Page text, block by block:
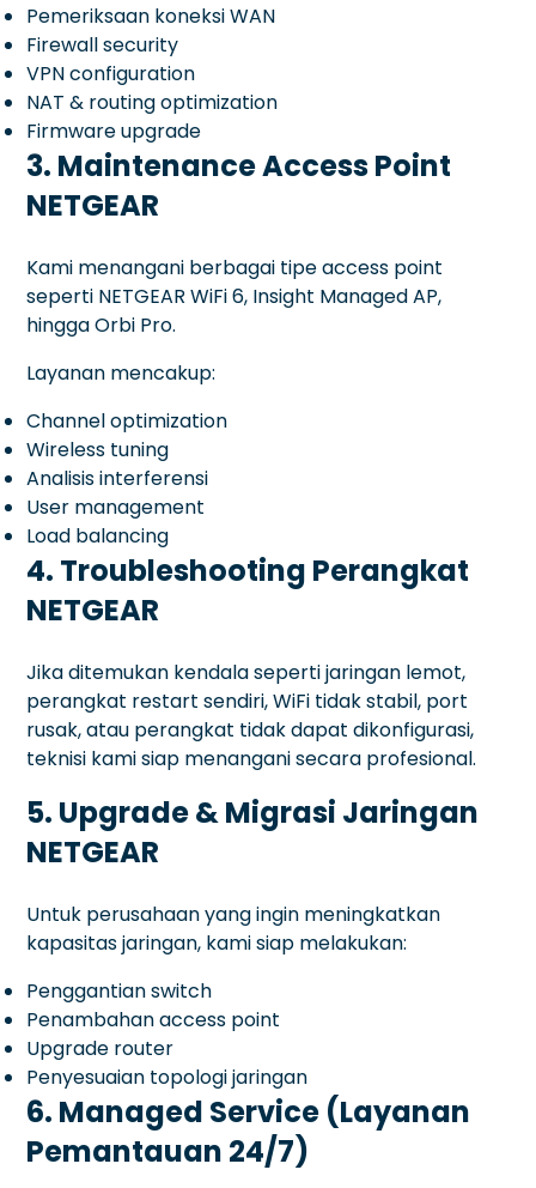
Pemeriksaan koneksi WAN
Firewall security
VPN configuration
NAT & routing optimization
Firmware upgrade
3. Maintenance Access Point
NETGEAR
Kami menangani berbagai tipe access point
seperti NETGEAR WiFi 6, Insight Managed AP,
hingga Orbi Pro.
Layanan mencakup:
Channel optimization
Wireless tuning
Analisis interferensi
User management
Load balancing
4. Troubleshooting Perangkat
NETGEAR
Jika ditemukan kendala seperti jaringan lemot,
perangkat restart sendiri, WiFi tidak stabil, port
rusak, atau perangkat tidak dapat dikonfigurasi,
teknisi kami siap menangani secara profesional.
5. Upgrade & Migrasi Jaringan
NETGEAR
Untuk perusahaan yang ingin meningkatkan
kapasitas jaringan, kami siap melakukan:
Penggantian switch
Penambahan access point
Upgrade router
Penyesuaian topologi jaringan
6. Managed Service (Layanan
Pemantauan 24/7)